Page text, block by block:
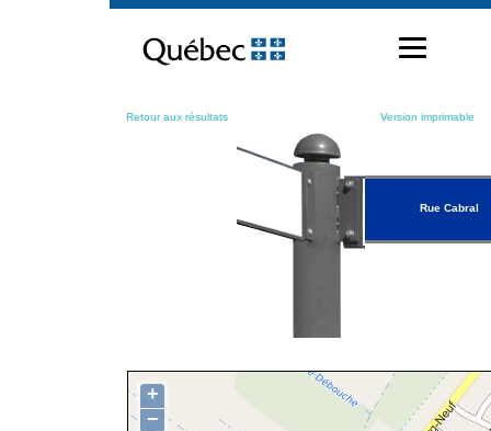
contenu
Retour aux résultats Version imprimable
Rue Cabral
+
−